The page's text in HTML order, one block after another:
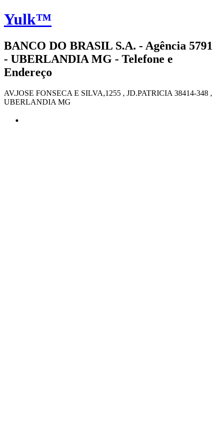
Yulk™
BANCO DO BRASIL S.A. - Agência 5791
- UBERLANDIA MG - Telefone e
Endereço
AV.JOSE FONSECA E SILVA,1255 , JD.PATRICIA 38414-348 ,
UBERLANDIA MG